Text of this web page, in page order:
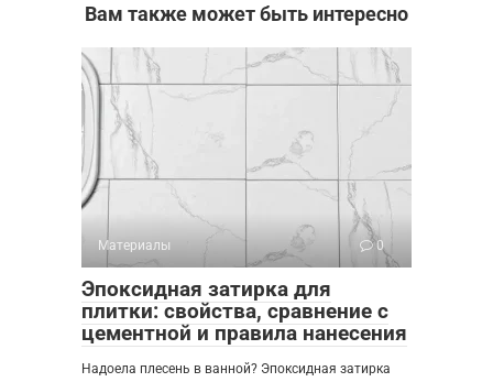
Вам также может быть интересно
Материалы 0
Эпоксидная затирка для
плитки: свойства, сравнение с
цементной и правила нанесения
Надоела плесень в ванной? Эпоксидная затирка